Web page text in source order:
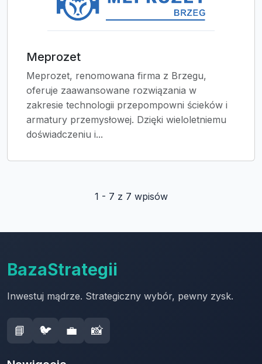
Meprozet
Meprozet, renomowana firma z Brzegu,
oferuje zaawansowane rozwiązania w
zakresie technologii przepompowni ścieków i
armatury przemysłowej. Dzięki wieloletniemu
doświadczeniu i...
1 - 7 z 7 wpisów
BazaStrategii
Inwestuj mądrze. Strategiczny wybór, pewny zysk.
📘 🐦 💼 📸